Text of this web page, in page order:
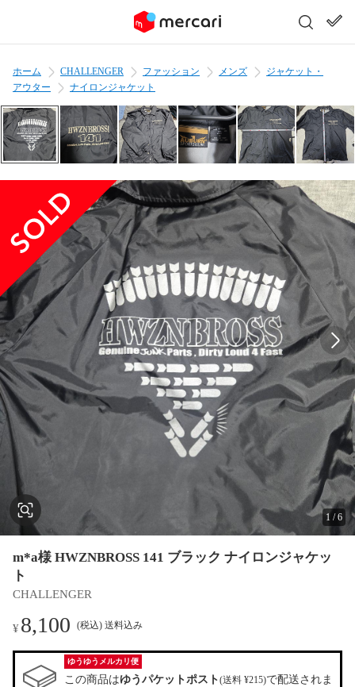
ホーム CHALLENGER ファッション メンズ
ジャケット・
アウター
ナイロンジャケット
1 /6
m*a様 HWZNBROSS 141 ブラック ナイロンジャケッ
ト
CHALLENGER
¥8,100 (税込) 送料込み
ゆうゆうメルカリ便
この商品はゆうパケットポスト(送料 ¥215)で配送されま